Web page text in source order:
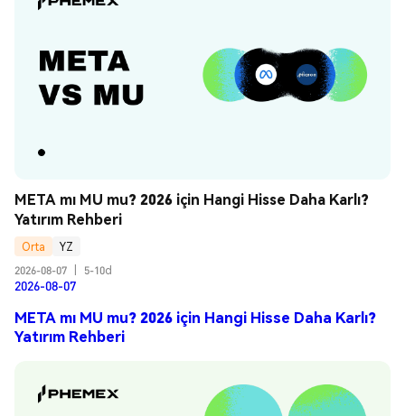
META mı MU mu? 2026 için Hangi Hisse Daha Karlı?
Yatırım Rehberi
Orta
YZ
2026-08-07
5-10d
2026-08-07
META mı MU mu? 2026 için Hangi Hisse Daha Karlı?
Yatırım Rehberi